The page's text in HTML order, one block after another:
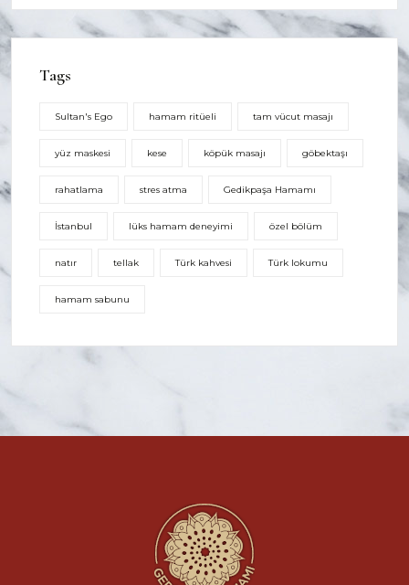
Tags
Sultan's Ego hamam ritüeli tam vücut masajı
yüz maskesi kese köpük masajı göbektaşı
rahatlama stres atma Gedikpaşa Hamamı
İstanbul lüks hamam deneyimi özel bölüm
natır tellak Türk kahvesi Türk lokumu
hamam sabunu